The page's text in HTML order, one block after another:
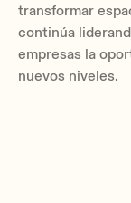
transformar
continúa
empresas la
nuevos niveles.